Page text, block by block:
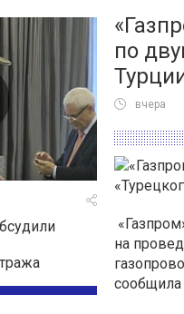
по
вчера
на
сообщила